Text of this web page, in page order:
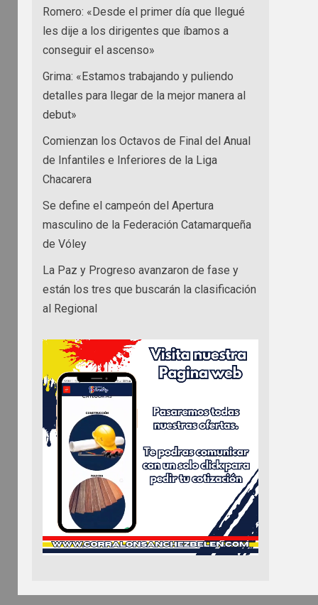
Romero: «Desde el primer día que llegué
les dije a los dirigentes que íbamos a
conseguir el ascenso»
Grima: «Estamos trabajando y puliendo
detalles para llegar de la mejor manera al
debut»
Comienzan los Octavos de Final del Anual
de Infantiles e Inferiores de la Liga
Chacarera
Se define el campeón del Apertura
masculino de la Federación Catamarqueña
de Vóley
La Paz y Progreso avanzaron de fase y
están los tres que buscarán la clasificación
al Regional